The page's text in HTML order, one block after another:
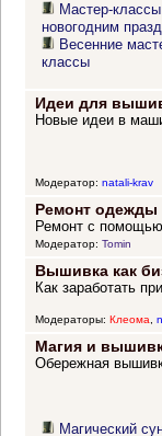
Мастер-
новогодним
Весенние
классы
Идеи для
Новые идеи в
Модератор: natali-krav
Ремонт одежды
Ремонт с
Модератор: Tomin
Вышивка как
Как заработать
Модераторы: Клеома,
Магия и
Обережная
Магический